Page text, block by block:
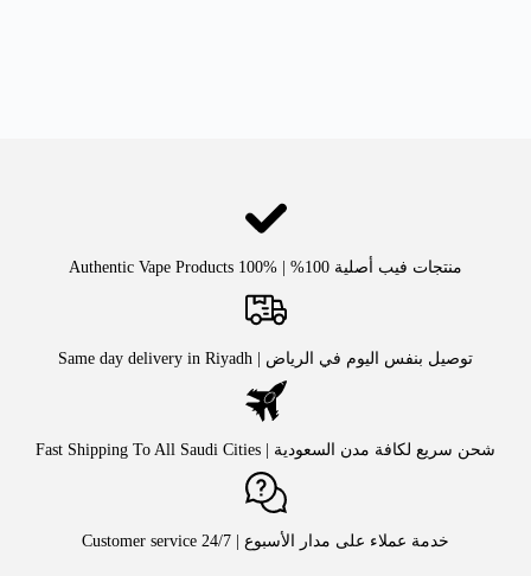
منتجات فيب أصلية 100% | Authentic Vape Products 100%
توصيل بنفس اليوم في الرياض | Same day delivery in Riyadh
شحن سريع لكافة مدن السعودية | Fast Shipping To All Saudi Cities
خدمة عملاء على مدار الأسبوع | Customer service 24/7